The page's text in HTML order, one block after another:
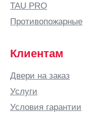
TAU PRO
Противопожарные
Клиентам
Двери на заказ
Услуги
Условия гарантии